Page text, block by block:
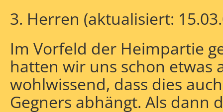
3. Herren (aktualisiert:
Im Vorfeld der Heimpartie
hatten wir uns schon etwas
wohlwissend, dass dies
Gegners abhängt. Als dann